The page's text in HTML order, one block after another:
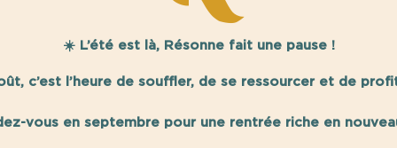
26 JANVIER 2023
on line - Accueil
adhérentes
☀️ L’été est là, Résonne fait une pause !
c’est l’heure de souffler, de se ressourcer et de
vous en septembre pour une rentrée riche en